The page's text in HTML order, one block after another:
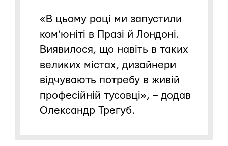
«В цьому році ми запустили
ком’юніті в Празі й Лондоні.
Виявилося, що навіть в таких
великих містах, дизайнери
відчувають потребу в живій
професійній тусовці», – додав
Олександр Трегуб.